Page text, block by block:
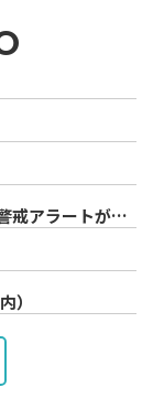
戒アラートが発
）